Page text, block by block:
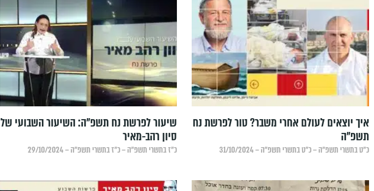
איך יוצאים לעולם אחרי משבר? טור לפרשת נח
תשפ"ה
כ״ט בתשרי תשפ״ה – כ״ט בתשרי תשפ״ה – 31/10/2024
שיעור לפרשת נח תשפ"ה: השיעור השבועי של
סיון רהב-מאיר
כ״ז בתשרי תשפ״ה – כ״ז בתשרי תשפ״ה – 29/10/2024